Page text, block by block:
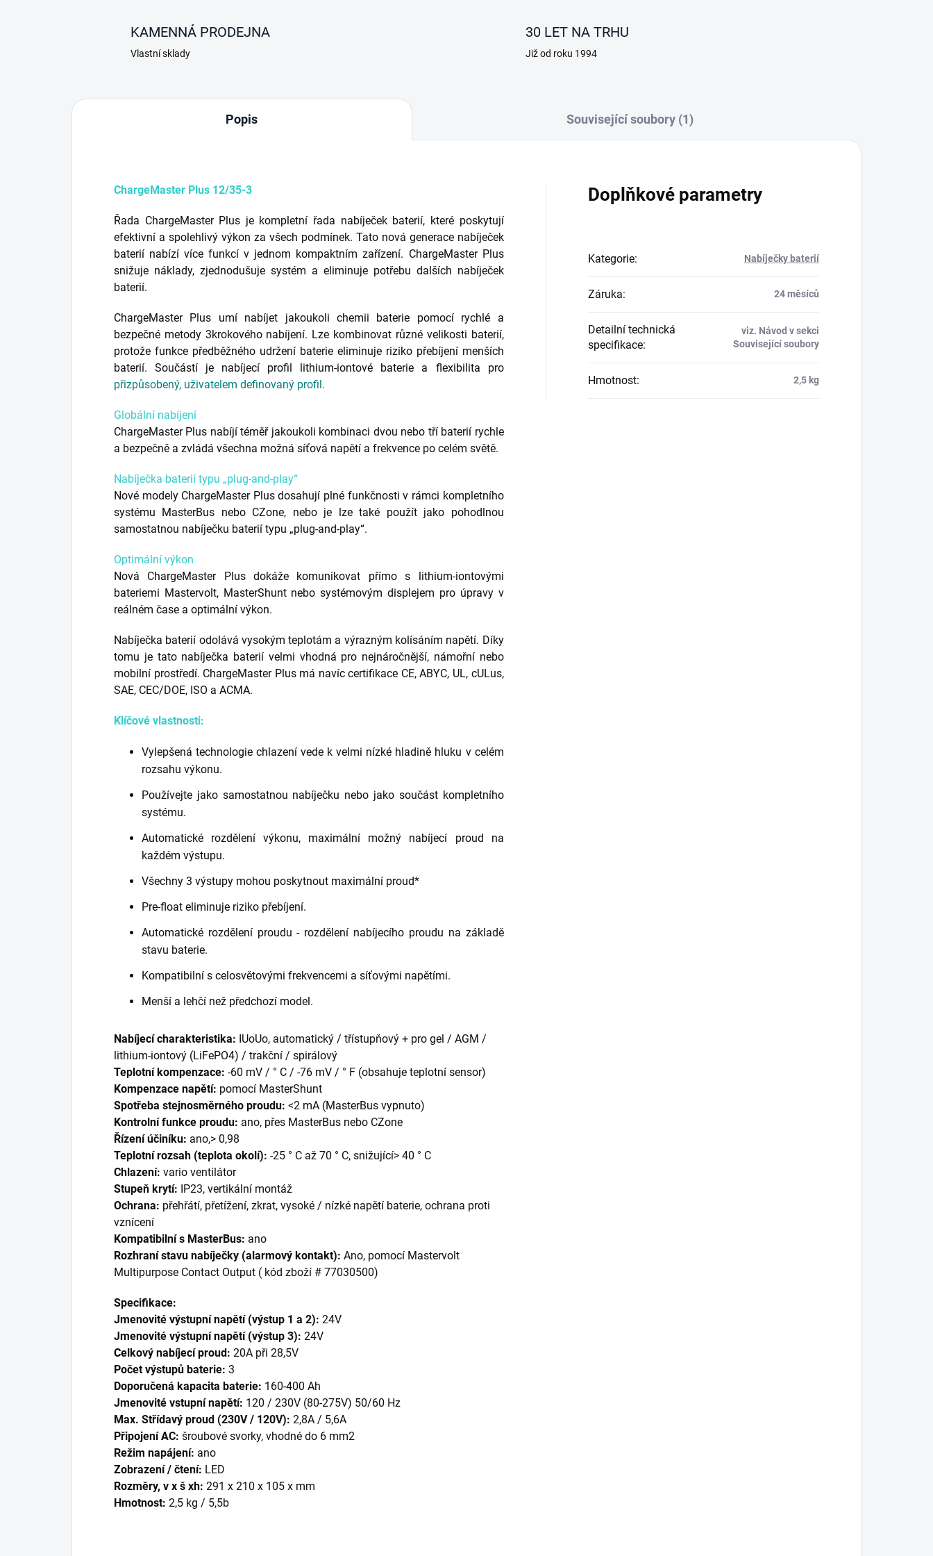
KAMENNÁ PRODEJNA
Vlastní sklady
30 LET NA TRHU
Již od roku 1994
Popis Související soubory (1)
ChargeMaster Plus 12/35-3
Řada ChargeMaster Plus je kompletní řada nabíječek baterií, které poskytují
efektivní a spolehlivý výkon za všech podmínek. Tato nová generace nabíječek
baterií nabízí více funkcí v jednom kompaktním zařízení. ChargeMaster Plus
snižuje náklady, zjednodušuje systém a eliminuje potřebu dalších nabíječek
baterií.
ChargeMaster Plus umí nabíjet jakoukoli chemii baterie pomocí rychlé a
bezpečné metody 3krokového nabíjení. Lze kombinovat různé velikosti baterií,
protože funkce předběžného udržení baterie eliminuje riziko přebíjení menších
baterií. Součástí je nabíjecí profil lithium-iontové baterie a flexibilita pro
přizpůsobený, uživatelem definovaný profil.
Globální nabíjení
ChargeMaster Plus nabíjí téměř jakoukoli kombinaci dvou nebo tří baterií rychle
a bezpečně a zvládá všechna možná síťová napětí a frekvence po celém světě.
Nabíječka baterií typu „plug-and-play“
Nové modely ChargeMaster Plus dosahují plné funkčnosti v rámci kompletního
systému MasterBus nebo CZone, nebo je lze také použít jako pohodlnou
samostatnou nabíječku baterií typu „plug-and-play“.
Optimální výkon
Nová ChargeMaster Plus dokáže komunikovat přímo s lithium-iontovými
bateriemi Mastervolt, MasterShunt nebo systémovým displejem pro úpravy v
reálném čase a optimální výkon.
Nabíječka baterií odolává vysokým teplotám a výrazným kolísáním napětí. Díky
tomu je tato nabíječka baterií velmi vhodná pro nejnáročnější, námořní nebo
mobilní prostředí. ChargeMaster Plus má navíc certifikace CE, ABYC, UL, cULus,
SAE, CEC/DOE, ISO a ACMA.
Klíčové vlastnosti:
Vylepšená technologie chlazení vede k velmi nízké hladině hluku v celém
rozsahu výkonu.
Používejte jako samostatnou nabíječku nebo jako součást kompletního
systému.
Automatické rozdělení výkonu, maximální možný nabíjecí proud na
každém výstupu.
Všechny 3 výstupy mohou poskytnout maximální proud*
Pre-float eliminuje riziko přebíjení.
Automatické rozdělení proudu - rozdělení nabíjecího proudu na základě
stavu baterie.
Kompatibilní s celosvětovými frekvencemi a síťovými napětími.
Menší a lehčí než předchozí model.
Nabíjecí charakteristika: IUoUo, automatický / třístupňový + pro gel / AGM /
lithium-iontový (LiFePO4) / trakční / spirálový
Teplotní kompenzace: -60 mV / ° C / -76 mV / ° F (obsahuje teplotní sensor)
Kompenzace napětí: pomocí MasterShunt
Spotřeba stejnosměrného proudu: <2 mA (MasterBus vypnuto)
Kontrolní funkce proudu: ano, přes MasterBus nebo CZone
Řízení účiníku: ano,> 0,98
Teplotní rozsah (teplota okolí): -25 ° C až 70 ° C, snižující> 40 ° C
Chlazení: vario ventilátor
Stupeň krytí: IP23, vertikální montáž
Ochrana: přehřátí, přetížení, zkrat, vysoké / nízké napětí baterie, ochrana proti
vznícení
Kompatibilní s MasterBus: ano
Rozhraní stavu nabíječky (alarmový kontakt): Ano, pomocí Mastervolt
Multipurpose Contact Output ( kód zboží # 77030500)
Specifikace:
Jmenovité výstupní napětí (výstup 1 a 2): 24V
Jmenovité výstupní napětí (výstup 3): 24V
Celkový nabíjecí proud: 20A při 28,5V
Počet výstupů baterie: 3
Doporučená kapacita baterie: 160-400 Ah
Jmenovité vstupní napětí: 120 / 230V (80-275V) 50/60 Hz
Max. Střídavý proud (230V / 120V): 2,8A / 5,6A
Připojení AC: šroubové svorky, vhodné do 6 mm2
Režim napájení: ano
Zobrazení / čtení: LED
Rozměry, v x š xh: 291 x 210 x 105 x mm
Hmotnost: 2,5 kg / 5,5b
Doplňkové parametry
Kategorie: Nabíječky baterií
Záruka: 24 měsíců
Detailní technická
specifikace:
viz. Návod v sekci
Související soubory
Hmotnost: 2,5 kg